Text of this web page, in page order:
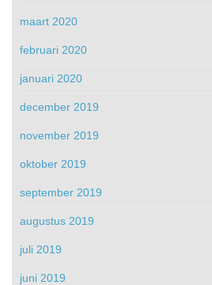
maart 2020
februari 2020
januari 2020
december 2019
november 2019
oktober 2019
september 2019
augustus 2019
juli 2019
juni 2019